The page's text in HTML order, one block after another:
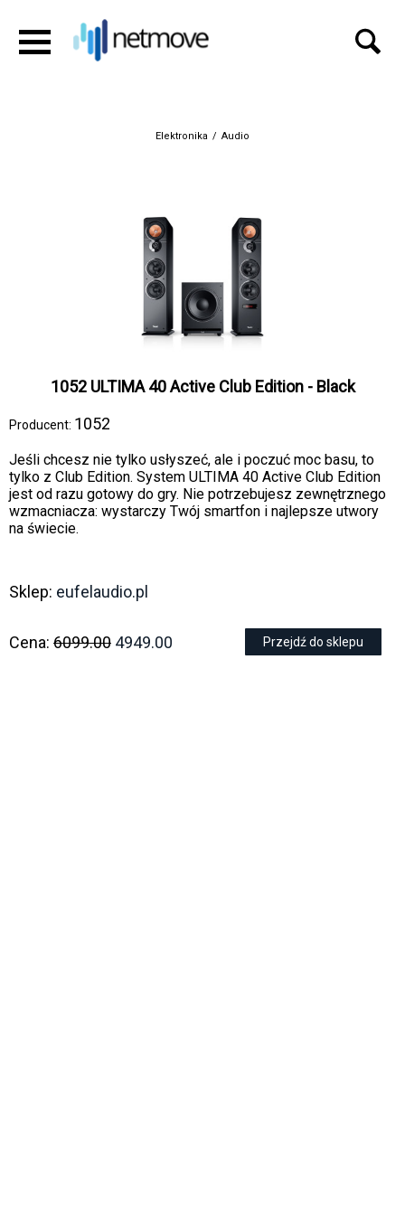
Elektronika / Audio
1052 ULTIMA 40 Active Club Edition - Black
Producent: 1052
Jeśli chcesz nie tylko usłyszeć, ale i poczuć moc basu, to
tylko z Club Edition. System ULTIMA 40 Active Club Edition
jest od razu gotowy do gry. Nie potrzebujesz zewnętrznego
wzmacniacza: wystarczy Twój smartfon i najlepsze utwory
na świecie.
Sklep: eufelaudio.pl
Cena: 6099.00 4949.00 Przejdź do sklepu